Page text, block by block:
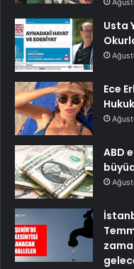
Usta
Ece
ABD